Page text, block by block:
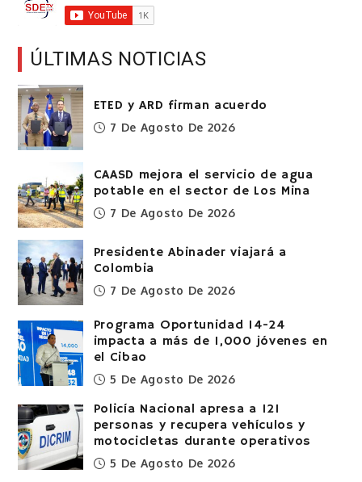
ÚLTIMAS NOTICIAS
ETED y ARD firman acuerdo
7 De Agosto De 2026
CAASD mejora el servicio de agua
potable en el sector de Los Mina
7 De Agosto De 2026
Presidente Abinader viajará a
Colombia
7 De Agosto De 2026
Programa Oportunidad 14-24
impacta a más de 1,000 jóvenes en
el Cibao
5 De Agosto De 2026
Policía Nacional apresa a 121
personas y recupera vehículos y
motocicletas durante operativos
5 De Agosto De 2026